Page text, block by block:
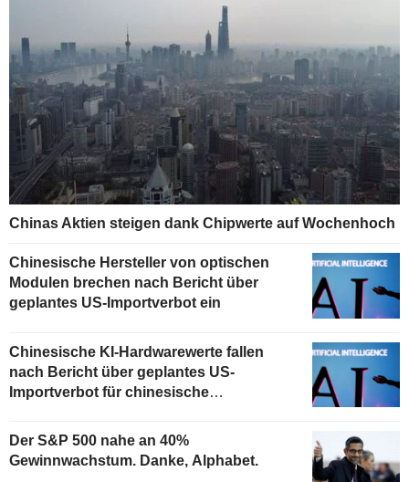
Chinas Aktien steigen dank Chipwerte auf Wochenhoch
Chinesische Hersteller von optischen
Modulen brechen nach Bericht über
geplantes US-Importverbot ein
Chinesische KI-Hardwarewerte fallen
nach Bericht über geplantes US-
Importverbot für chinesische
Der S&P 500 nahe an 40%
Gewinnwachstum. Danke, Alphabet.